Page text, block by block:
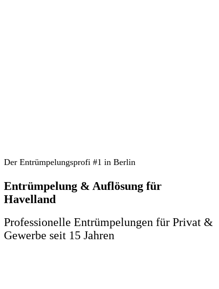
Der Entrümpelungsprofi #1 in Berlin
Entrümpelung & Auflösung für
Havelland
Professionelle Entrümpelungen für Privat &
Gewerbe seit 15 Jahren